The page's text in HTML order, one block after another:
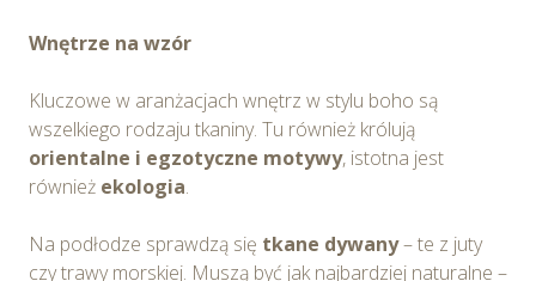
Wnętrze na wzór
Kluczowe w aranżacjach wnętrz w stylu boho są
wszelkiego rodzaju tkaniny. Tu również królują
orientalne i egzotyczne motywy, istotna jest
również ekologia.
Na podłodze sprawdzą się tkane dywany– te z juty
czy trawy morskiej. Muszą być jak najbardziej naturalne –